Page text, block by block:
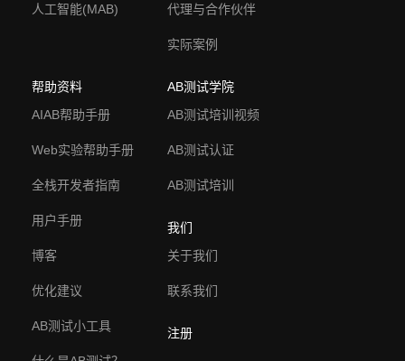
人工智能(MAB)
代理与合作伙伴
实际案例
帮助资料
AIAB帮助手册
Web实验帮助手册
全栈开发者指南
用户手册
博客
优化建议
AB测试小工具
AB测试学院
AB测试培训视频
AB测试认证
AB测试培训
我们
关于我们
联系我们
注册